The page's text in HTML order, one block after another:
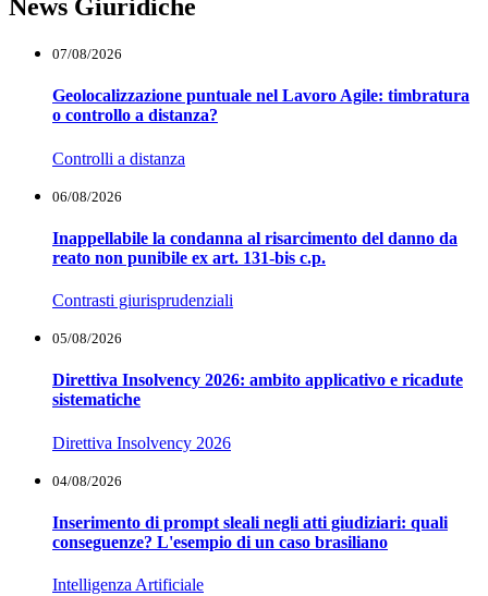
News Giuridiche
07/08/2026
Geolocalizzazione puntuale nel Lavoro Agile: timbratura
o controllo a distanza?
Controlli a distanza
06/08/2026
Inappellabile la condanna al risarcimento del danno da
reato non punibile ex art. 131-bis c.p.
Contrasti giurisprudenziali
05/08/2026
Direttiva Insolvency 2026: ambito applicativo e ricadute
sistematiche
Direttiva Insolvency 2026
04/08/2026
Inserimento di prompt sleali negli atti giudiziari: quali
conseguenze? L'esempio di un caso brasiliano
Intelligenza Artificiale